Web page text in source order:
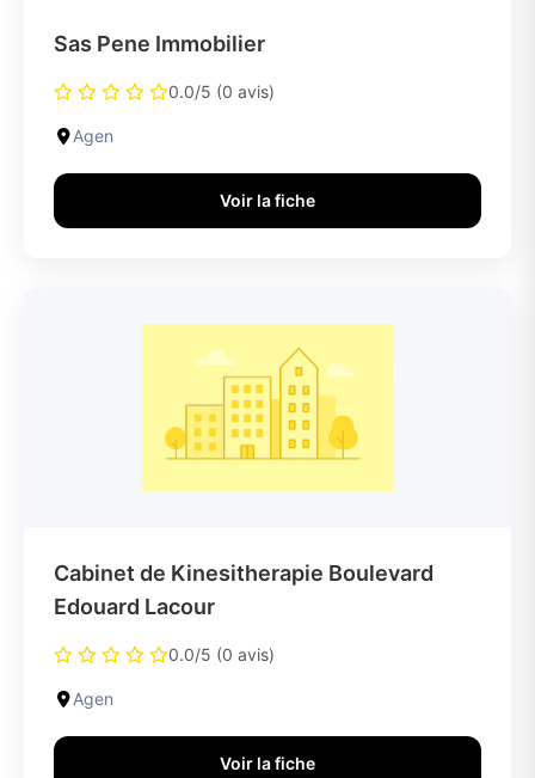
Sas Pene Immobilier
0.0/5 (0 avis)
Agen
Voir la fiche
Cabinet de Kinesitherapie Boulevard
Edouard Lacour
0.0/5 (0 avis)
Agen
Voir la fiche